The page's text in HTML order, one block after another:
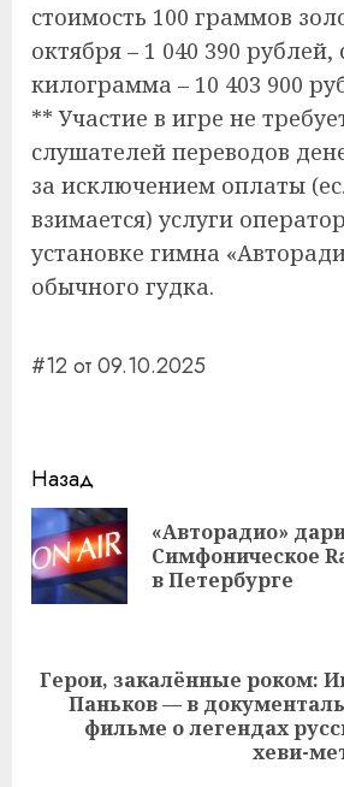
стоимость 100 граммов
октября – 1 040 390 рублей,
килограмма – 10 403 900
** Участие в игре не
слушателей переводов
за исключением оплаты
взимается) услуги
установке гимна
обычного гудка.
#12 от 09.10.2025
Навигация
записи
Назад
«Авторадио»
Симфоническое
в Петербурге
Следующая
запись:
Герои, закалённые роком:
Паньков — в
фильме о легендах
хеви-